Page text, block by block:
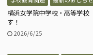
横浜女学院中学校・高等学校
す！
2026/6/25